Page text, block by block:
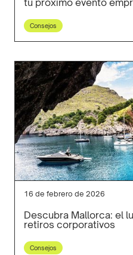
tu próximo evento
Consejos
16 de febrero de 2026
Descubra Mallorca: el
retiros corporativos
Consejos